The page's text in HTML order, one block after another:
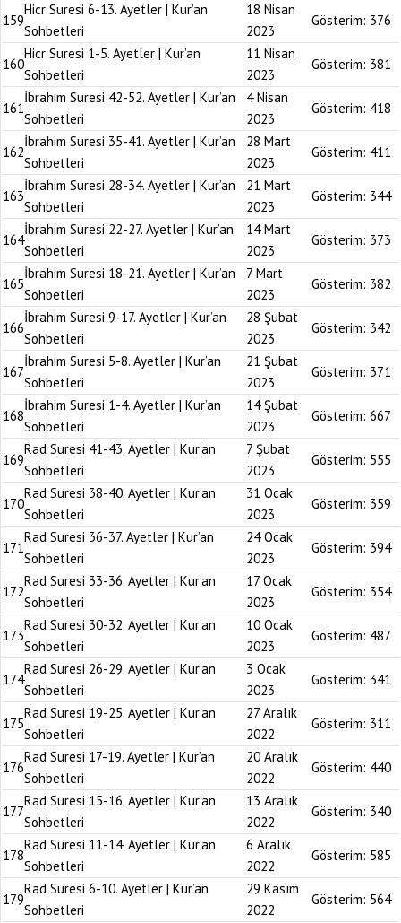
159
Hicr Suresi 6-13. Ayetler | Kur’an
Sohbetleri
18 Nisan
2023
Gösterim: 376
160
Hicr Suresi 1-5. Ayetler | Kur’an
Sohbetleri
11 Nisan
2023
Gösterim: 381
161
İbrahim Suresi 42-52. Ayetler | Kur’an
Sohbetleri
4 Nisan
2023
Gösterim: 418
162
İbrahim Suresi 35-41. Ayetler | Kur’an
Sohbetleri
28 Mart
2023
Gösterim: 411
163
İbrahim Suresi 28-34. Ayetler | Kur’an
Sohbetleri
21 Mart
2023
Gösterim: 344
164
İbrahim Suresi 22-27. Ayetler | Kur’an
Sohbetleri
14 Mart
2023
Gösterim: 373
165
İbrahim Suresi 18-21. Ayetler | Kur’an
Sohbetleri
7 Mart
2023
Gösterim: 382
166
İbrahim Suresi 9-17. Ayetler | Kur’an
Sohbetleri
28 Şubat
2023
Gösterim: 342
167
İbrahim Suresi 5-8. Ayetler | Kur’an
Sohbetleri
21 Şubat
2023
Gösterim: 371
168
İbrahim Suresi 1-4. Ayetler | Kur’an
Sohbetleri
14 Şubat
2023
Gösterim: 667
169
Rad Suresi 41-43. Ayetler | Kur’an
Sohbetleri
7 Şubat
2023
Gösterim: 555
170
Rad Suresi 38-40. Ayetler | Kur’an
Sohbetleri
31 Ocak
2023
Gösterim: 359
171
Rad Suresi 36-37. Ayetler | Kur’an
Sohbetleri
24 Ocak
2023
Gösterim: 394
172
Rad Suresi 33-36. Ayetler | Kur’an
Sohbetleri
17 Ocak
2023
Gösterim: 354
173
Rad Suresi 30-32. Ayetler | Kur’an
Sohbetleri
10 Ocak
2023
Gösterim: 487
174
Rad Suresi 26-29. Ayetler | Kur’an
Sohbetleri
3 Ocak
2023
Gösterim: 341
175
Rad Suresi 19-25. Ayetler | Kur’an
Sohbetleri
27 Aralık
2022
Gösterim: 311
176
Rad Suresi 17-19. Ayetler | Kur’an
Sohbetleri
20 Aralık
2022
Gösterim: 440
177
Rad Suresi 15-16. Ayetler | Kur’an
Sohbetleri
13 Aralık
2022
Gösterim: 340
178
Rad Suresi 11-14. Ayetler | Kur’an
Sohbetleri
6 Aralık
2022
Gösterim: 585
179
Rad Suresi 6-10. Ayetler | Kur’an
Sohbetleri
29 Kasım
2022
Gösterim: 564